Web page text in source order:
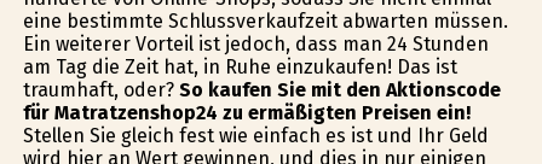
eine bestimmte Schlussverkaufzeit abwarten müssen.
Ein weiterer Vorteil ist jedoch, dass man 24 Stunden
am Tag die Zeit hat, in Ruhe einzukaufen! Das ist
traumhaft, oder? So kaufen Sie mit den Aktionscode
für Matratzenshop24 zu ermäßigten Preisen ein!
Stellen Sie gleich fest wie einfach es ist und Ihr Geld
wird hier an Wert gewinnen, und dies in nur einigen